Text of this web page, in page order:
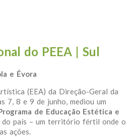
do PEEA | Sul
e Évora
(EEA) da Direção-Geral da
7, 8 e 9 de junho, mediou um
de Educação Estética e
do país – um território fértil onde o
ações.